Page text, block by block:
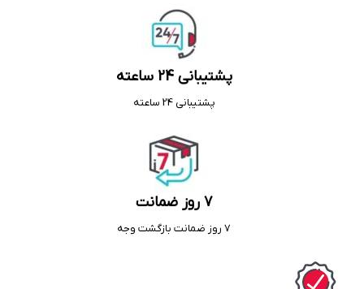
پشتیبانی 24 ساعته
پشتیبانی 24 ساعته
7 روز ضمانت
7 روز ضمانت بازگشت وجه